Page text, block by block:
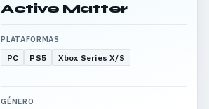
Active Matter
PLATAFORMAS
PC PS5 Xbox Series X/S
GÉNERO